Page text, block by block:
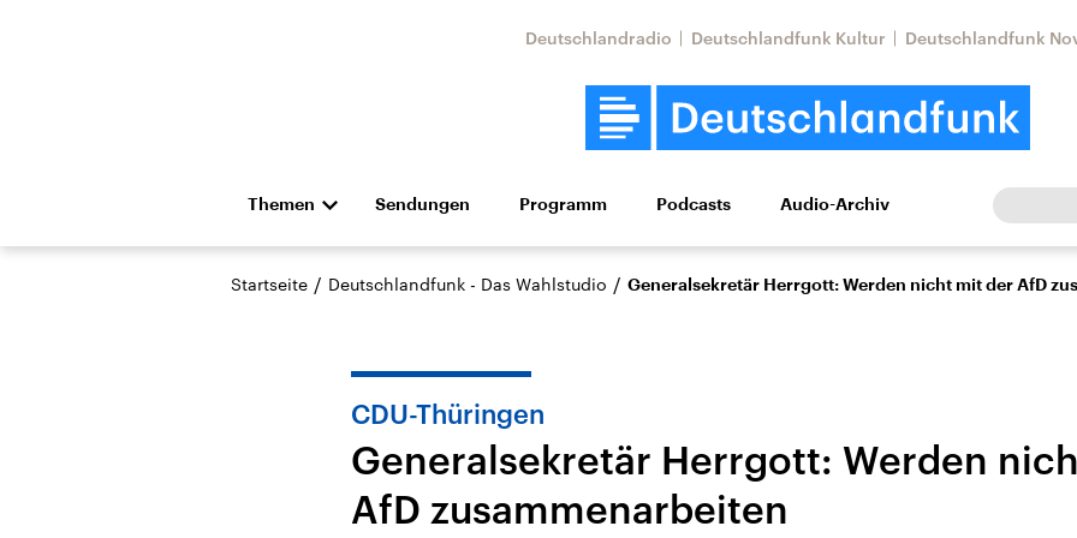
Deutschlandradio Deutschlandfunk Kultur Deutschlandfunk
Themen
Die Nachrichten Politik Wirtschaft Wissen Kultur Europa
Hörspiel und Feature Musik
Aktuelle Beiträge,
Nahostkonflikt
Aktuelle Lage und
Iran
Aktuelle Lage und
Sendungen Programm Podcasts Audio-Archiv
Startseite / Deutschlandfunk - Das Wahlstudio / Generalsekretär Herrgott: Werden nicht mit der AfD
CDU-Thüringen
Generalsekretär Herrgott: Werden
AfD zusammenarbeiten